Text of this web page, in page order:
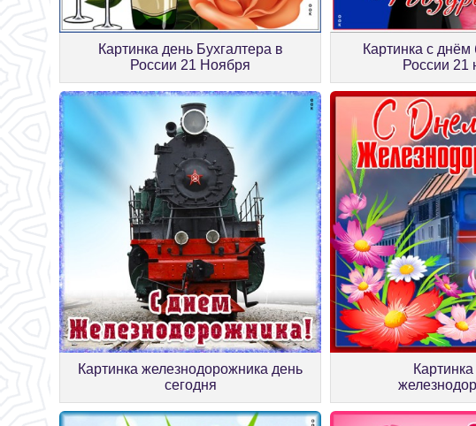
Картинка день Бухгалтера в
России 21 Ноября
Картинка с днём
России 21
Картинка железнодорожника день
сегодня